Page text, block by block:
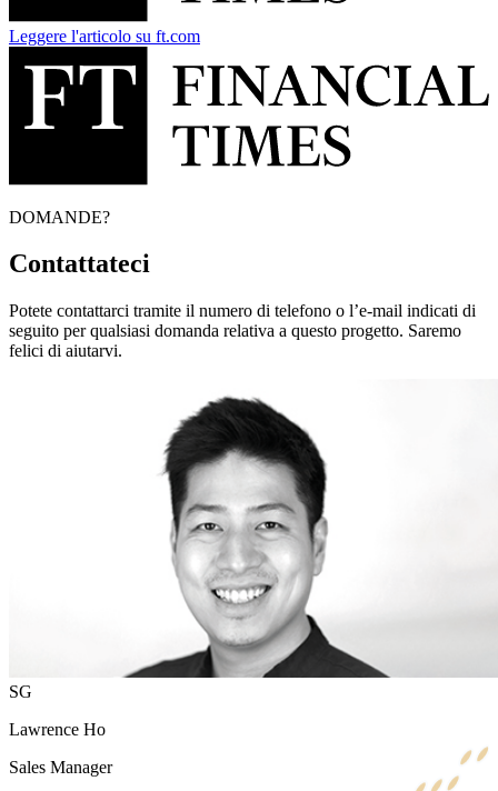
Leggere l'articolo su ft.com
DOMANDE?
Contattateci
Potete contattarci tramite il numero di telefono o l’e-mail indicati di
seguito per qualsiasi domanda relativa a questo progetto. Saremo
felici di aiutarvi.
SG
Lawrence Ho
Sales Manager